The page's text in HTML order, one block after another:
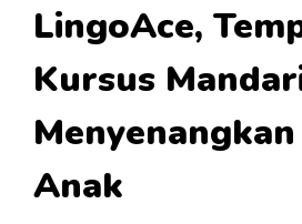
LingoAce,
Kursus
Anak